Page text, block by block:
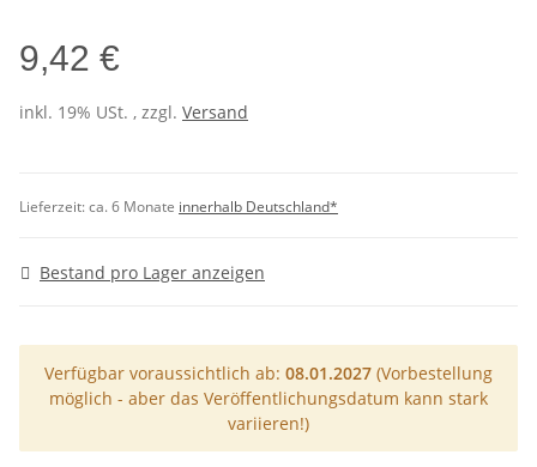
9,42 €
inkl. 19% USt. , zzgl. Versand
Lieferzeit:ca. 6 Monate innerhalb Deutschland*
Bestand pro Lager anzeigen
Verfügbar voraussichtlich ab: 08.01.2027 (Vorbestellung
möglich - aber das Veröffentlichungsdatum kann stark
variieren!)